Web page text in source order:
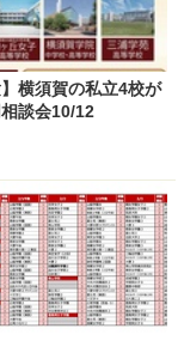
】横須賀の私立4校が
談会10/12